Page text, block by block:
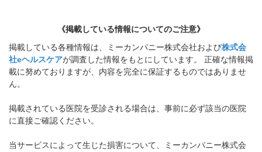
《掲載している情報についてのご注意》
掲載している各種情報は、ミーカンパニー株式会社および株式会
社eヘルスケアが調査した情報をもとにしています。 正確な情報掲
載に努めておりますが、内容を完全に保証するものではありませ
ん。
掲載されている医院を受診される場合は、事前に必ず該当の医院
に直接ご確認ください。
当サービスによって生じた損害について、ミーカンパニー株式会